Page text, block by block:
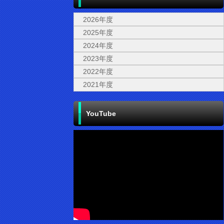
2026年度
2025年度
2024年度
2023年度
2022年度
2021年度
YouTube